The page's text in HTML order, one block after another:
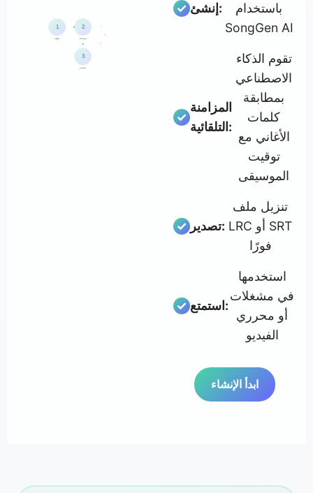
1
توليد
2
مزامنة
3
تصدير
♪
♫
♬
إنشئ:
باستخدام
SongGen AI
المزامنة
التلقائية:
تقوم الذكاء
الاصطناعي
بمطابقة
كلمات
الأغاني مع
توقيت
الموسيقى
تصدير:
تنزيل ملف
LRC أو SRT
فورًا
استمتع:
استخدمها
في مشغلات
أو محرري
الفيديو
ابدأ الإنشاء